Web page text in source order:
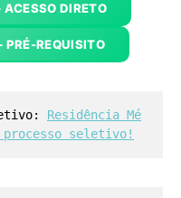
DIRETO
PRÉ-REQUISITO
Residência Mé
processo seletivo!